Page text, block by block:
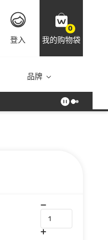
登入
0
我的购物袋
品牌